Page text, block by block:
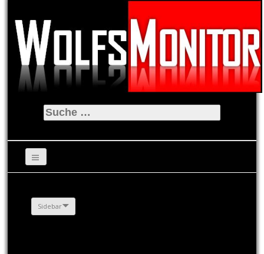
Suche
nach:
Sidebar